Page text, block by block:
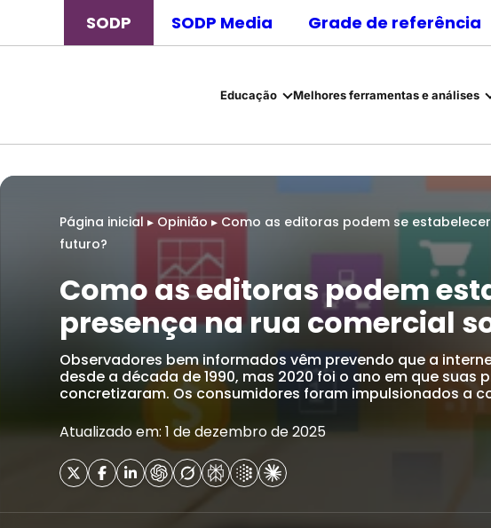
SODP SODP Media Grade de referência
Educação Melhores ferramentas e análises
Página inicial ▸ Opinião ▸ Como as editoras podem se
futuro?
Como as editoras podem
presença na rua comercial
Observadores bem informados vêm prevendo que a
desde a década de 1990, mas 2020 foi o ano em que suas
concretizaram. Os consumidores foram impulsionados a
Atualizado em: 1 de dezembro de 2025